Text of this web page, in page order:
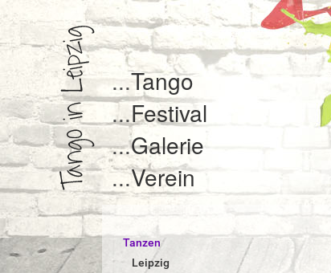
Tango
Festival
Galerie
Verein
Tanzen
Leipzig